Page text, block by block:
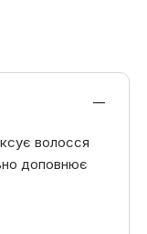
волосся
доповнює